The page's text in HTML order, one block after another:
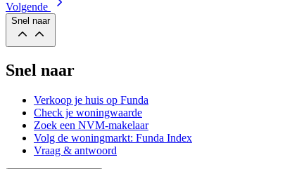
Volgende
Snel naar
Snel naar
Verkoop je huis op Funda
Check je woningwaarde
Zoek een NVM-makelaar
Volg de woningmarkt: Funda Index
Vraag & antwoord